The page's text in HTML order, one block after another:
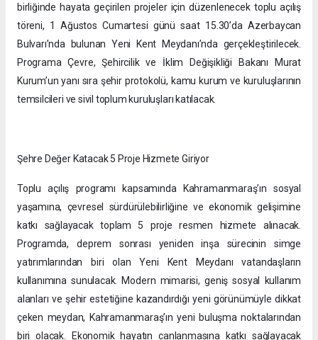
birliğinde hayata geçirilen projeler için düzenlenecek toplu açılış
töreni, 1 Ağustos Cumartesi günü saat 15.30’da Azerbaycan
Bulvarı’nda bulunan Yeni Kent Meydanı’nda gerçekleştirilecek.
Programa Çevre, Şehircilik ve İklim Değişikliği Bakanı Murat
Kurum’un yanı sıra şehir protokolü, kamu kurum ve kuruluşlarının
temsilcileri ve sivil toplum kuruluşları katılacak.
Şehre Değer Katacak 5 Proje Hizmete Giriyor
Toplu açılış programı kapsamında Kahramanmaraş’ın sosyal
yaşamına, çevresel sürdürülebilirliğine ve ekonomik gelişimine
katkı sağlayacak toplam 5 proje resmen hizmete alınacak.
Programda, deprem sonrası yeniden inşa sürecinin simge
yatırımlarından biri olan Yeni Kent Meydanı vatandaşların
kullanımına sunulacak. Modern mimarisi, geniş sosyal kullanım
alanları ve şehir estetiğine kazandırdığı yeni görünümüyle dikkat
çeken meydan, Kahramanmaraş’ın yeni buluşma noktalarından
biri olacak. Ekonomik hayatın canlanmasına katkı sağlayacak